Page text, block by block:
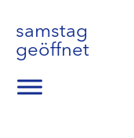
samstag
geöffnet